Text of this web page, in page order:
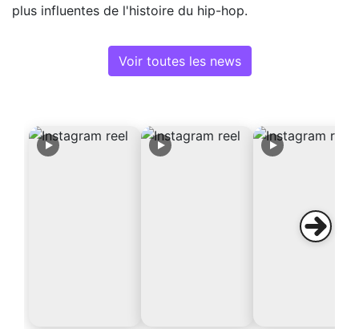
plus influentes de l'histoire du hip-hop.
Voir toutes les news